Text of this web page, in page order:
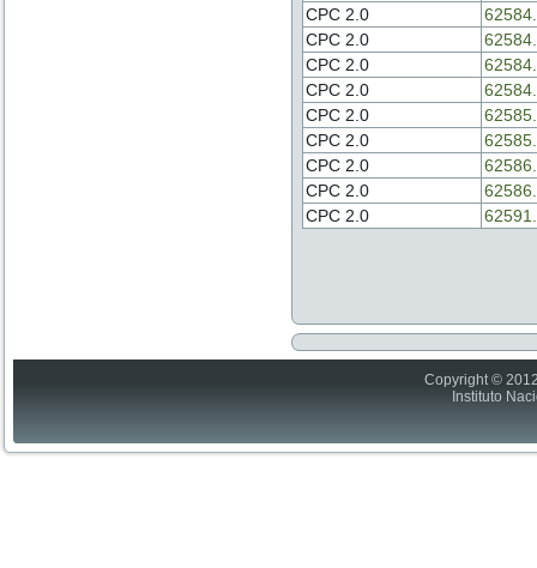
CPC 2.0
CPC 2.0
CPC 2.0
CPC 2.0
CPC 2.0
CPC 2.0
CPC 2.0
CPC 2.0
CPC 2.0
Copyright ©
Instituto